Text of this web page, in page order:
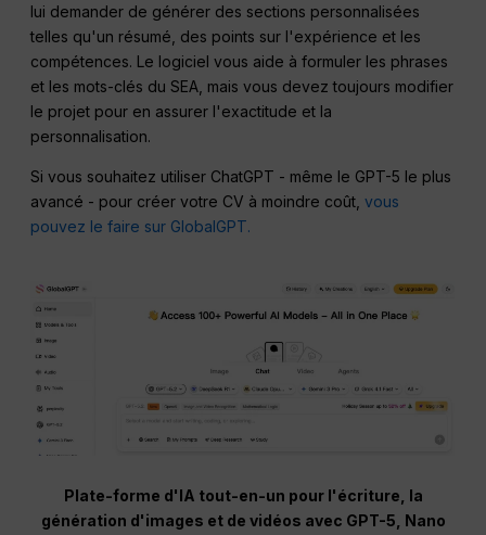
lui demander de générer des sections personnalisées
telles qu'un résumé, des points sur l'expérience et les
compétences. Le logiciel vous aide à formuler les phrases
et les mots-clés du SEA, mais vous devez toujours modifier
le projet pour en assurer l'exactitude et la
personnalisation.
Si vous souhaitez utiliser ChatGPT - même le GPT-5 le plus
avancé - pour créer votre CV à moindre coût,vous
pouvez le faire sur GlobalGPT.
Plate-forme d'IA tout-en-un pour l'écriture, la
génération d'images et de vidéos avec GPT-5, Nano